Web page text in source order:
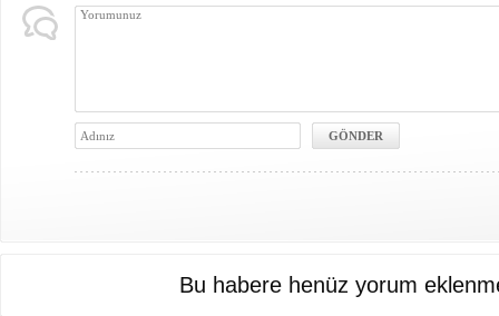
Bu habere henüz yorum